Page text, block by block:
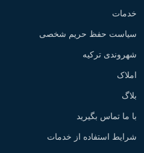
خدمات
سیاست حفظ حریم شخصی
شهروندی ترکیه
املاک
بلاگ
با ما تماس بگیرید
شرایط استفاده از خدمات